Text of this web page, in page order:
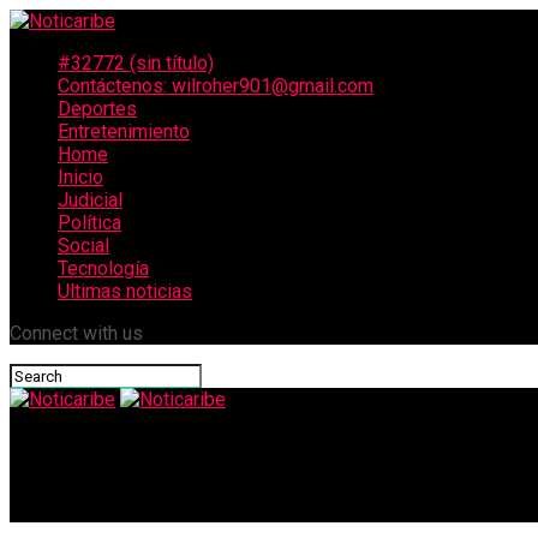
#32772 (sin título)
Contáctenos: wilroher901@gmail.com
Deportes
Entretenimiento
Home
Inicio
Judicial
Política
Social
Tecnología
Ultimas noticias
Connect with us